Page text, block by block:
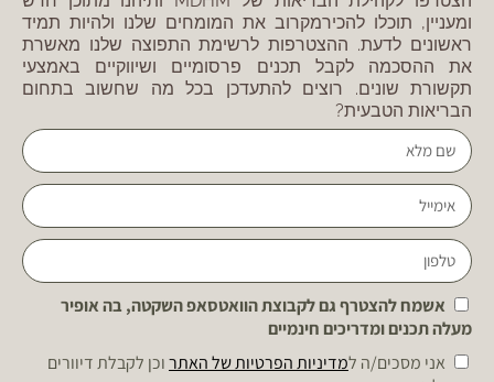
ומעניין, תוכלו להכירמקרוב את המומחים שלנו ולהיות תמיד
ראשונים לדעת. ההצטרפות לרשימת התפוצה שלנו מאשרת
את ההסכמה לקבל תכנים פרסומיים ושיווקיים באמצעי
תקשורת שונים. רוצים להתעדכן בכל מה שחשוב בתחום
הבריאות הטבעית?
אשמח להצטרף גם לקבוצת הוואטסאפ השקטה, בה אופיר
מעלה תכנים ומדריכים חינמיים
אני מסכים/ה למדיניות הפרטיות של האתרוכן לקבלת דיוורים